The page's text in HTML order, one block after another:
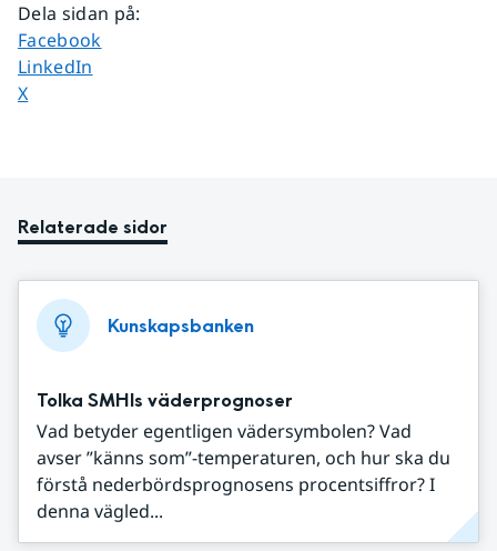
Dela sidan på:
Dela sidan på
Facebook
Dela sidan på
LinkedIn
Dela sidan på
X
Relaterade sidor
Kunskapsbanken
Tolka SMHIs väderprognoser
Vad betyder egentligen vädersymbolen? Vad
avser ”känns som”-temperaturen, och hur ska du
förstå nederbördsprognosens procentsiffror? I
denna vägled...